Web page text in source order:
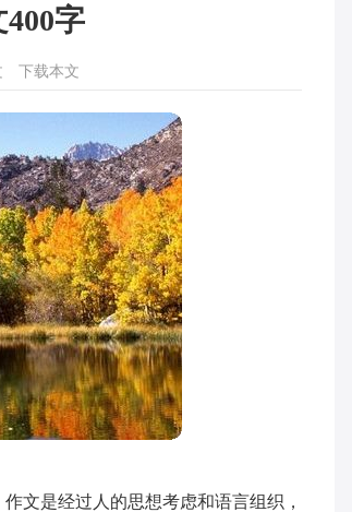
字
下载本文
文是经过人的思想考虑和语言组织，